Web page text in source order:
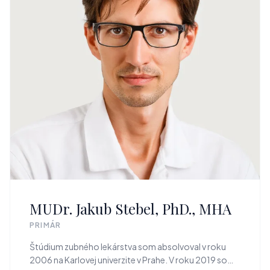
MUDr. Jakub Stebel, PhD., MHA
PRIMÁR
Štúdium zubného lekárstva som absolvoval v roku
2006 na Karlovej univerzite v Prahe. V roku 2019 som